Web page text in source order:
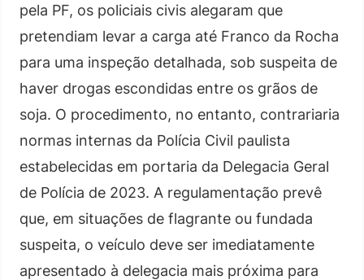
pela PF, os policiais civis alegaram que
pretendiam levar a carga até Franco da Rocha
para uma inspeção detalhada, sob suspeita de
haver drogas escondidas entre os grãos de
soja. O procedimento, no entanto, contrariaria
normas internas da Polícia Civil paulista
estabelecidas em portaria da Delegacia Geral
de Polícia de 2023. A regulamentação prevê
que, em situações de flagrante ou fundada
suspeita, o veículo deve ser imediatamente
apresentado à delegacia mais próxima para